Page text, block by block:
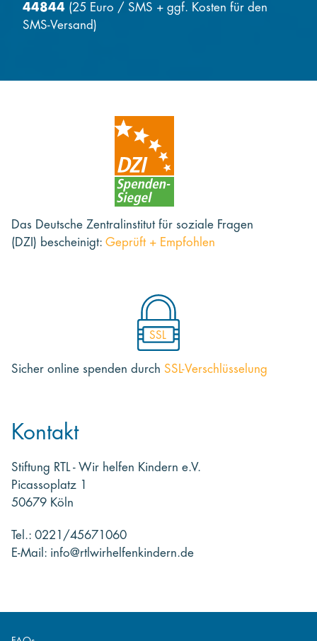
44844 (25 Euro / SMS + ggf. Kosten für den
SMS-Versand)
Das Deutsche Zentralinstitut für soziale Fragen
(DZI) bescheinigt: Geprüft + Empfohlen
SSL
Sicher online spenden durch SSL-Verschlüsselung
Kontakt
Stiftung RTL - Wir helfen Kindern e.V.
Picassoplatz 1
50679 Köln
Tel.: 0221/45671060
E-Mail: info@rtlwirhelfenkindern.de